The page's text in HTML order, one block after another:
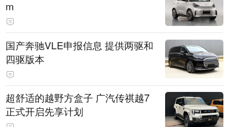
m
国产奔驰VLE申报信息 提供两驱和
四驱版本
超舒适的越野方盒子 广汽传祺越7
正式开启先享计划